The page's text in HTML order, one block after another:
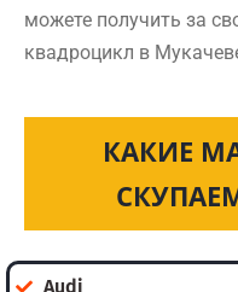
можете получить за
квадроцикл в
КАКИЕ
Audi